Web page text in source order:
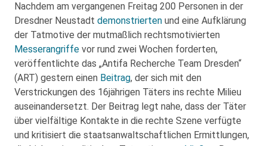
Nachdem am vergangenen Freitag 200 Personen in der
Dresdner Neustadt demonstrierten und eine Aufklärung
der Tatmotive der mutmaßlich rechtsmotivierten
Messerangriffe vor rund zwei Wochen forderten,
veröffentlichte das „Antifa Recherche Team Dresden“
(ART) gestern einen Beitrag, der sich mit den
Verstrickungen des 16jährigen Täters ins rechte Milieu
auseinandersetzt. Der Beitrag legt nahe, dass der Täter
über vielfältige Kontakte in die rechte Szene verfügte
und kritisiert die staatsanwaltschaftlichen Ermittlungen,